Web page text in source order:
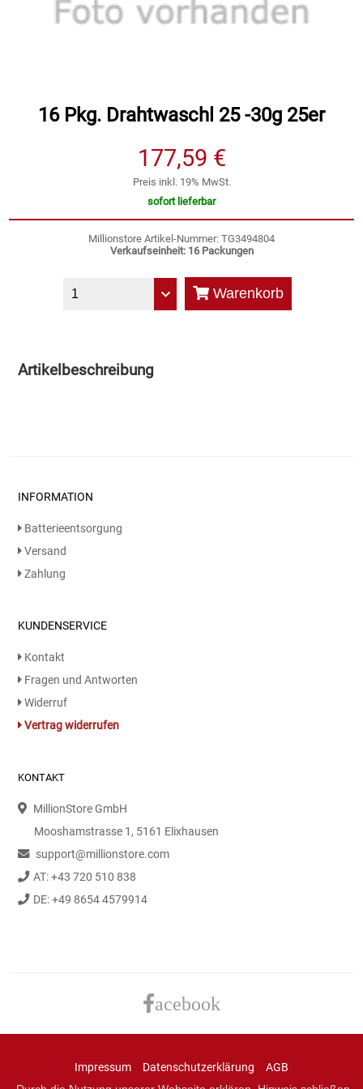
Speichermedien und Rohlinge
Zubehör
Bunte Palette
Cateringzubehör
Convenience Obst & Gemüse
Einwegartikel / Trinkhalme
Elektrogeräte
Fruchtsaft
Frühstück / Cerealien
Garnierung
Garten
Gemüsekonserven
Geschirrreiniger
Gewürze
Gläser
Haarkosmetik
16 Pkg. Drahtwaschl 25 -30g 25er
177,59 €
Preis inkl. 19% MwSt.
sofort lieferbar
Millionstore Artikel-Nummer: TG3494804
Verkaufseinheit: 16 Packungen
Warenkorb
Artikelbeschreibung
INFORMATION
Batterieentsorgung
Versand
Zahlung
KUNDENSERVICE
Kontakt
Fragen und Antworten
Widerruf
Vertrag widerrufen
KONTAKT
MillionStore GmbH
Mooshamstrasse 1, 5161 Elixhausen
support@millionstore.com
AT: +43 720 510 838
DE: +49 8654 4579914
acebook
Impressum Datenschutzerklärung AGB